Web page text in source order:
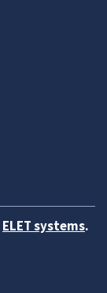
ELET systems.